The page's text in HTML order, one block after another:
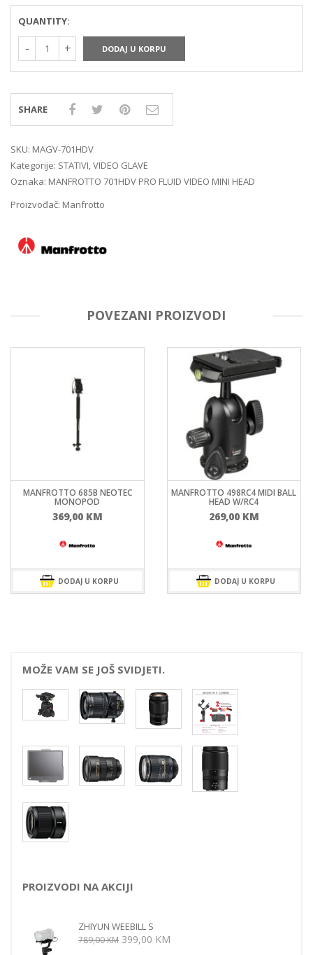
QUANTITY:
DODAJ U KORPU
SHARE
SKU: MAGV-701HDV
Kategorije: STATIVI,VIDEO GLAVE
Oznaka: MANFROTTO 701HDV PRO FLUID VIDEO MINI HEAD
Proizvođač: Manfrotto
POVEZANI PROIZVODI
MANFROTTO 685B NEOTEC
MONOPOD
369,00 KM
DODAJ U KORPU
MANFROTTO 498RC4 MIDI BALL
HEAD W/RC4
269,00 KM
DODAJ U KORPU
MOŽE VAM SE JOŠ SVIDJETI.
PROIZVODI NA AKCIJI
ZHIYUN WEEBILL S
789,00KM Izvorna
399,00 KM